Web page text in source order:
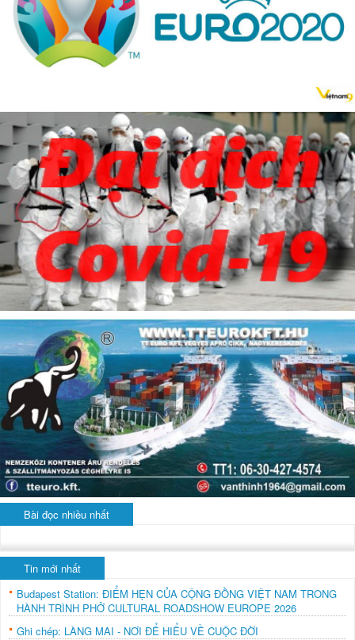
Bài đọc nhiều nhất
Tin mới nhất
Budapest Station: ĐIỂM HẸN CỦA CỘNG ĐỒNG VIỆT NAM TRONG
HÀNH TRÌNH PHỞ CULTURAL ROADSHOW EUROPE 2026
Ghi chép: LÀNG MAI - NƠI ĐỂ HIỂU VỀ CUỘC ĐỜI